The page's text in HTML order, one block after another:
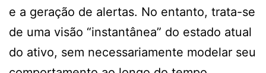
e a geração de alertas. No entanto, trata-se
de uma visão “instantânea” do estado atual
do ativo, sem necessariamente modelar seu